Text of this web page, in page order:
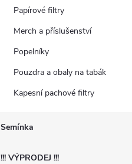
Papírové filtry
Merch a příslušenství
Popelníky
Pouzdra a obaly na tabák
Kapesní pachové filtry
Semínka
!!! VÝPRODEJ !!!